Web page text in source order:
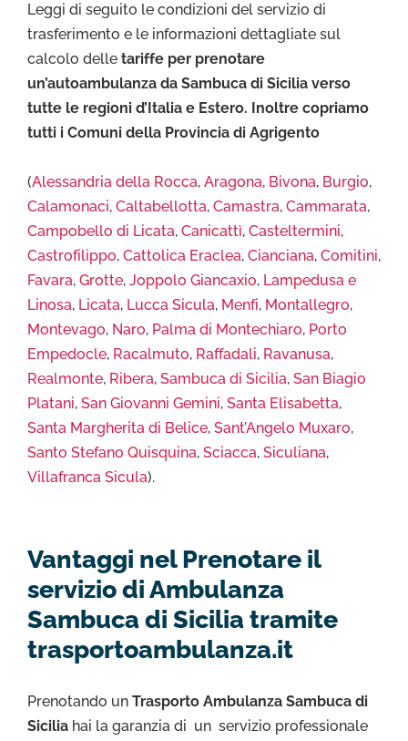
Leggi di seguito le condizioni del servizio di
trasferimento e le informazioni dettagliate sul
calcolo delle tariffe per prenotare
un’autoambulanza da Sambuca di Sicilia verso
tutte le regioni d’Italia e Estero. Inoltre copriamo
tutti i Comuni della Provincia di Agrigento
(Alessandria della Rocca, Aragona, Bivona, Burgio,
Calamonaci, Caltabellotta, Camastra, Cammarata,
Campobello di Licata, Canicattì, Casteltermini,
Castrofilippo, Cattolica Eraclea, Cianciana, Comitini,
Favara, Grotte, Joppolo Giancaxio, Lampedusa e
Linosa, Licata, Lucca Sicula, Menfi, Montallegro,
Montevago, Naro, Palma di Montechiaro, Porto
Empedocle, Racalmuto, Raffadali, Ravanusa,
Realmonte, Ribera, Sambuca di Sicilia, San Biagio
Platani, San Giovanni Gemini, Santa Elisabetta,
Santa Margherita di Belice, Sant’Angelo Muxaro,
Santo Stefano Quisquina, Sciacca, Siculiana,
Villafranca Sicula).
Vantaggi nel Prenotare il
servizio di Ambulanza
Sambuca di Sicilia tramite
trasportoambulanza.it
Prenotando un Trasporto Ambulanza Sambuca di
Sicilia hai la garanzia di un servizio professionale